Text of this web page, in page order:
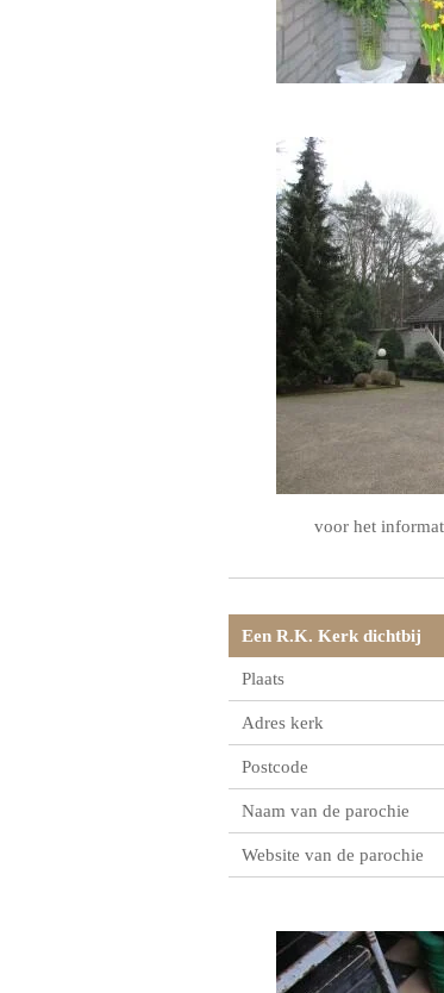
voor het
Een R.K. Kerk dichtbij
Plaats
Adres kerk
Postcode
Naam van de parochie
Website van de parochie